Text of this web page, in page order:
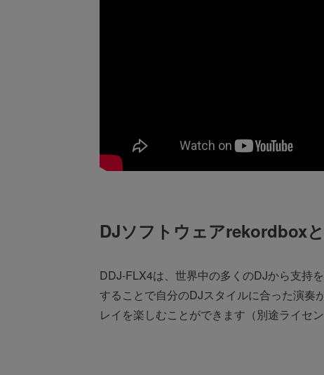
DJソフトウェアrekordbox
DDJ-FLX4は、世界中の多くのDJから支持
することで自分のDJスタイルに合った演奏
レイを楽しむことができます（別途ライセ